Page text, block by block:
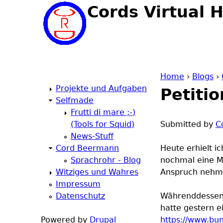
Cords Virtual
Y
o
u
a
r
e
Home › Blogs ›
Submitted by
Heute erhielt
nochmal eine
Anspruch
hatte gestern
https://
Projekte und Aufgaben
Selfmade
Frutti di mare ;-)
(Tools for Squid)
News-Stuff
Cord Beermann
Sprachrohr - Blog
Witziges und Wahres
Impressum
Datenschutz
Powered by Drupal